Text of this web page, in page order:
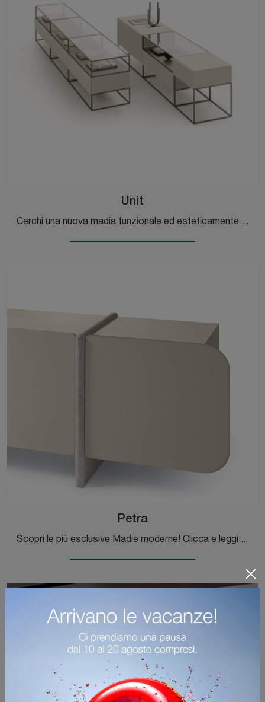
Unit
Cerchi una nuova madia funzionale ed esteticamente gradevole dalle linee moderne? Ti offriamo il modello Unit di Ditre Italia, realizzato in MDF.
Petra
Scopri le più esclusive Madie moderne! Clicca e leggi l'articolo: mobile soggiorno Petra in MDF, soluzione pratica e sofisticata.